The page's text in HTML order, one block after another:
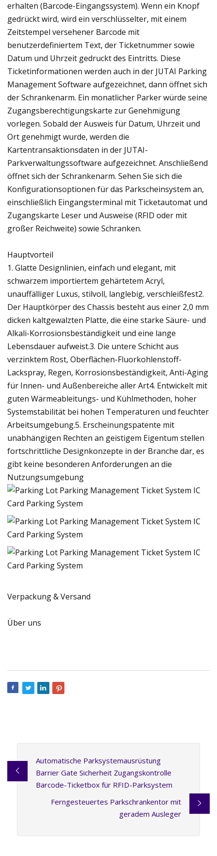
erhalten (Barcode-Eingangssystem). Wenn ein Knopf
gedrückt wird, wird ein verschlüsselter, mit einem
Zeitstempel versehener Barcode mit
benutzerdefiniertem Text, der Ticketnummer sowie
Datum und Uhrzeit gedruckt des Eintritts. Diese
Ticketinformationen werden auch in der JUTAI Parking
Management Software aufgezeichnet, dann öffnet sich
der Schrankenarm. Ein monatlicher Parker würde seine
Zugangsberechtigungskarte zur Genehmigung
vorlegen. Sobald der Ausweis für Datum, Uhrzeit und
Ort genehmigt wurde, werden die
Kartentransaktionsdaten in der JUTAI-
Parkverwaltungssoftware aufgezeichnet. Anschließend
öffnet sich der Schrankenarm. Sehen Sie sich die
Konfigurationsoptionen für das Parkscheinsystem an,
einschließlich Eingangsterminal mit Ticketautomat und
Zugangskarte Leser und Ausweise (RFID oder mit
großer Reichweite) sowie Schranken.
Hauptvorteil
1. Glatte Designlinien, einfach und elegant, mit
schwarzem importiertem gehärtetem Acryl,
unauffälliger Luxus, stilvoll, langlebig, verschleißfest2.
Der Hauptkörper des Chassis besteht aus einer 2,0 mm
dicken kaltgewalzten Platte, die eine starke Säure- und
Alkali-Korrosionsbeständigkeit und eine lange
Lebensdauer aufweist.3. Die untere Schicht aus
verzinktem Rost, Oberflächen-Fluorkohlenstoff-
Lackspray, Regen, Korrosionsbeständigkeit, Anti-Aging
für Innen- und Außenbereiche aller Art4. Entwickelt mit
guten Wärmeableitungs- und Kühlmethoden, hoher
Systemstabilität bei hohen Temperaturen und feuchter
Arbeitsumgebung.5. Erscheinungspatente mit
unabhängigen Rechten an geistigem Eigentum stellen
fortschrittliche Designkonzepte in der Branche dar, es
gibt keine besonderen Anforderungen an die
Nutzungsumgebung
Verpackung & Versand
Über uns
Automatische Parksystemausrüstung
Barrier Gate Sicherheit Zugangskontrolle
Barcode-Ticketbox für RFID-Parksystem
Ferngesteuertes Parkschrankentor mit
geradem Ausleger